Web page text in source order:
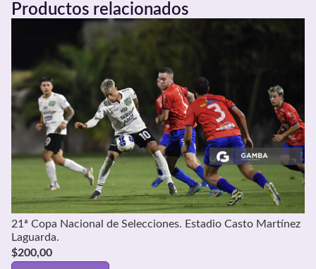
Productos relacionados
21ª Copa Nacional de Selecciones. Estadio Casto Martínez
Laguarda.
$200,00